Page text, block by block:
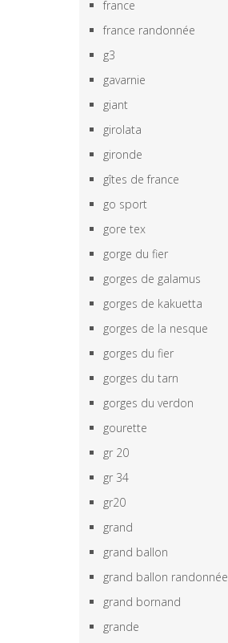
france
france randonnée
g3
gavarnie
giant
girolata
gironde
gîtes de france
go sport
gore tex
gorge du fier
gorges de galamus
gorges de kakuetta
gorges de la nesque
gorges du fier
gorges du tarn
gorges du verdon
gourette
gr 20
gr 34
gr20
grand
grand ballon
grand ballon randonnée
grand bornand
grande